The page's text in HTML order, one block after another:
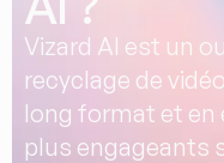
Vizard AI est un
recyclage de
long format et en
plus engageants